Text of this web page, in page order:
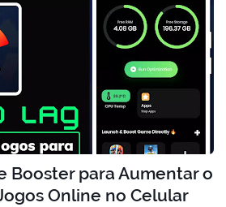
Booster para Aumentar o
Online no Celular